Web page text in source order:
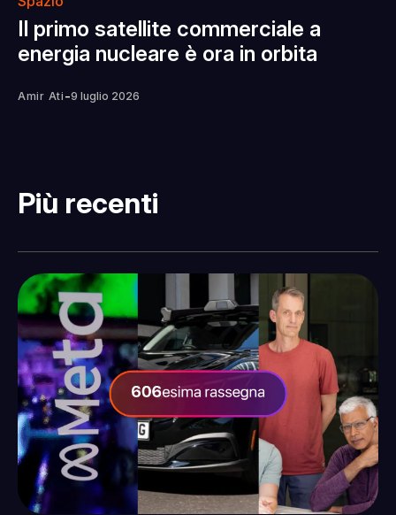
Il primo satellite commerciale a
energia nucleare è ora in orbita
Amir Ati -9 luglio 2026
Più recenti